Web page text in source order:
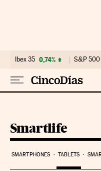
Ibex 35 0,74% S&P 500
Smartlife
SMARTPHONES TABLETS